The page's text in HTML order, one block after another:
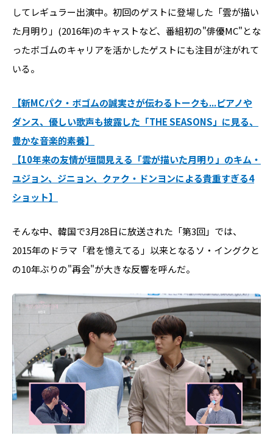
してレギュラー出演中。初回のゲストに登場した「雲が描い
た月明り」(2016年)のキャストなど、番組初の"俳優MC"とな
ったボゴムのキャリアを活かしたゲストにも注目が注がれて
いる。
【新MCパク・ボゴムの誠実さが伝わるトークも...ピアノや
ダンス、優しい歌声も披露した「THE SEASONS」に見る、
豊かな音楽的素養】
【10年来の友情が垣間見える「雲が描いた月明り」のキム・
ユジョン、ジニョン、クァク・ドンヨンによる貴重すぎる4
ショット】
そんな中、韓国で3月28日に放送された「第3回」では、
2015年のドラマ「君を憶えてる」以来となるソ・イングクと
の10年ぶりの"再会"が大きな反響を呼んだ。